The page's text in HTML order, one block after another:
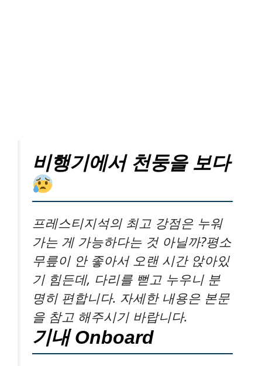
비행기에서 천둥을 보다
프레스티지석의 최고 강점은 누워
가는 게 가능하다는 것 아닐까?평소
무릎이 안 좋아서 오랜 시간 앉아있
기 힘든데, 다리를 뻗고 누우니 분
명히 편합니다. 자세한 내용은 본문
을 참고 해주시기 바랍니다.
기내 Onboard